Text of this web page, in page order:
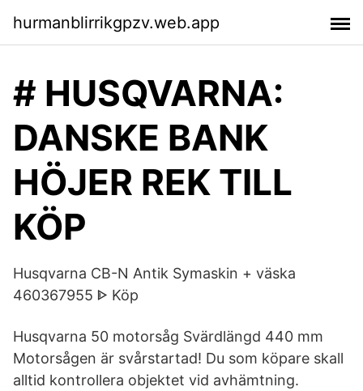
hurmanblirrikgpzv.web.app
# HUSQVARNA:
DANSKE BANK
HÖJER REK TILL
KÖP
Husqvarna CB-N Antik Symaskin + väska
460367955 ᐈ Köp
Husqvarna 50 motorsåg Svärdlängd 440 mm
Motorsågen är svårstartad! Du som köpare skall
alltid kontrollera objektet vid avhämtning.